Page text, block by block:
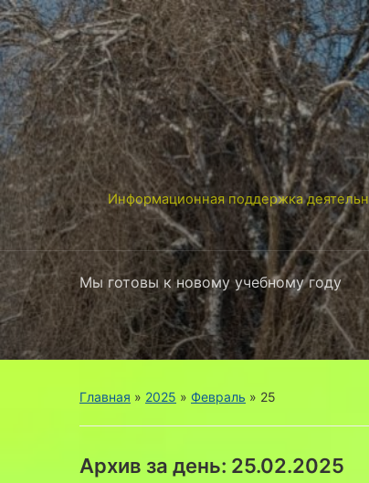
Информационная поддержка
Мы готовы к новому учебному году
Главная » 2025 » Февраль » 25
Архив за день: 25.02.2025